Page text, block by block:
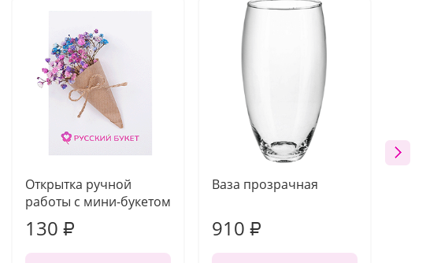
Открытка ручной
работы с мини-букетом
130 ₽
Ваза прозрачная
910 ₽